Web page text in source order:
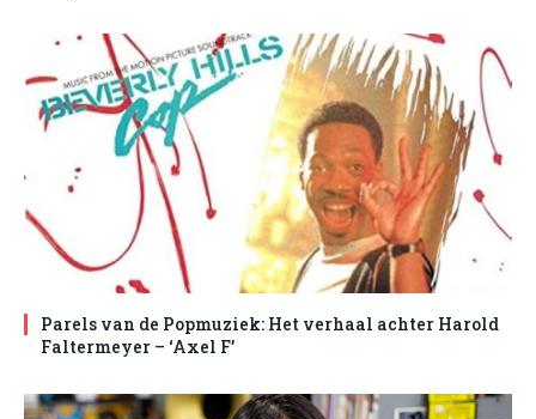
Parels van de Popmuziek: Het verhaal achter Harold
Faltermeyer – ‘Axel F’